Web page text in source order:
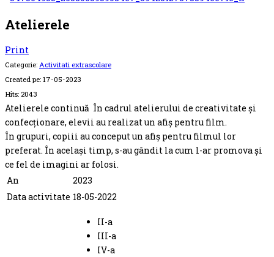
Atelierele
Print
Categorie: Activitati extrascolare
Created pe: 17-05-2023
Hits: 2043
Atelierele continuă În cadrul atelierului de creativitate și
confecționare, elevii au realizat un afiș pentru film.
În grupuri, copiii au conceput un afiș pentru filmul lor
preferat. În același timp, s-au gândit la cum l-ar promova și
ce fel de imagini ar folosi.
An
2023
Data activitate 18-05-2022
II-a
III-a
IV-a